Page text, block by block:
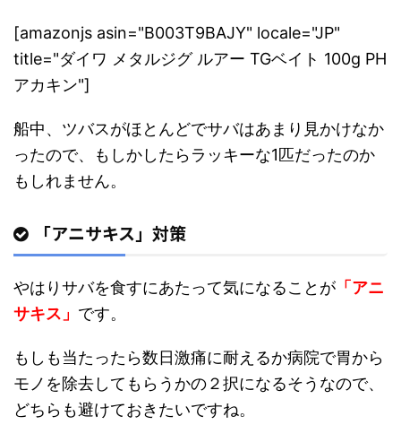
[amazonjs asin="B003T9BAJY" locale="JP"
title="ダイワ メタルジグ ルアー TGベイト 100g PH
アカキン"]
船中、ツバスがほとんどでサバはあまり見かけなか
ったので、もしかしたらラッキーな1匹だったのか
もしれません。
「アニサキス」対策
やはりサバを食すにあたって気になることが 「アニ
サキス」 です。
もしも当たったら数日激痛に耐えるか病院で胃から
モノを除去してもらうかの２択になるそうなので、
どちらも避けておきたいですね。